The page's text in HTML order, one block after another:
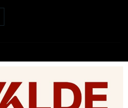
mars 13, 2024 à 10:17 pm